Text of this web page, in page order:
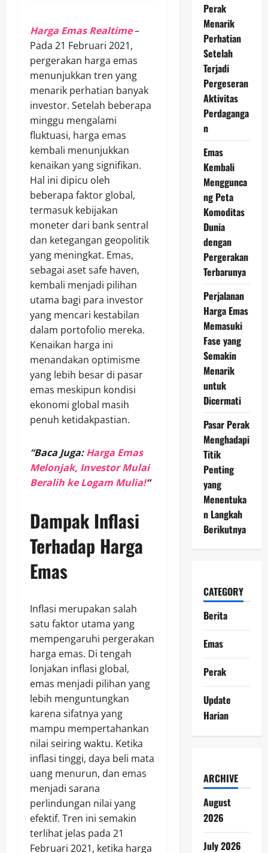
Harga Emas Realtime–
Pada 21 Februari 2021,
pergerakan harga emas
menunjukkan tren yang
menarik perhatian banyak
investor. Setelah beberapa
minggu mengalami
fluktuasi, harga emas
kembali menunjukkan
kenaikan yang signifikan.
Hal ini dipicu oleh
beberapa faktor global,
termasuk kebijakan
moneter dari bank sentral
dan ketegangan geopolitik
yang meningkat. Emas,
sebagai aset safe haven,
kembali menjadi pilihan
utama bagi para investor
yang mencari kestabilan
dalam portofolio mereka.
Kenaikan harga ini
menandakan optimisme
yang lebih besar di pasar
emas meskipun kondisi
ekonomi global masih
penuh ketidakpastian.
“Baca Juga:Harga Emas
Melonjak, Investor Mulai
Beralih ke Logam Mulia!“
Dampak Inflasi
Terhadap Harga
Emas
Inflasi merupakan salah
satu faktor utama yang
mempengaruhi pergerakan
harga emas. Di tengah
lonjakan inflasi global,
emas menjadi pilihan yang
lebih menguntungkan
karena sifatnya yang
mampu mempertahankan
nilai seiring waktu. Ketika
inflasi tinggi, daya beli mata
uang menurun, dan emas
menjadi sarana
perlindungan nilai yang
efektif. Tren ini semakin
terlihat jelas pada 21
Februari 2021, ketika harga
Perak
Menarik
Perhatian
Setelah
Terjadi
Pergeseran
Aktivitas
Perdaganga
n
Emas
Kembali
Menggunca
ng Peta
Komoditas
Dunia
dengan
Pergerakan
Terbarunya
Perjalanan
Harga Emas
Memasuki
Fase yang
Semakin
Menarik
untuk
Dicermati
Pasar Perak
Menghadapi
Titik
Penting
yang
Menentuka
n Langkah
Berikutnya
CATEGORY
Berita
Emas
Perak
Update
Harian
ARCHIVE
August
2026
July 2026